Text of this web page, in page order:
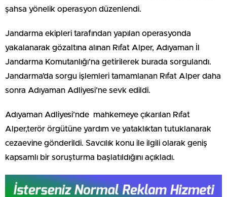
şahsa yönelik operasyon düzenlendi.
Jandarma ekipleri tarafından yapılan operasyonda
yakalanarak gözaltına alınan Rıfat Alper, Adıyaman İl
Jandarma Komutanlığı’na getirilerek burada sorgulandı.
Jandarma’da sorgu işlemleri tamamlanan Rıfat Alper daha
sonra Adıyaman Adliyesi’ne sevk edildi.
Adıyaman Adliyesi’nde mahkemeye çıkarılan Rıfat
Alper,terör örgütüne yardım ve yataklıktan tutuklanarak
cezaevine gönderildi. Savcılık konu ile ilgili olarak geniş
kapsamlı bir soruşturma başlatıldığını açıkladı.